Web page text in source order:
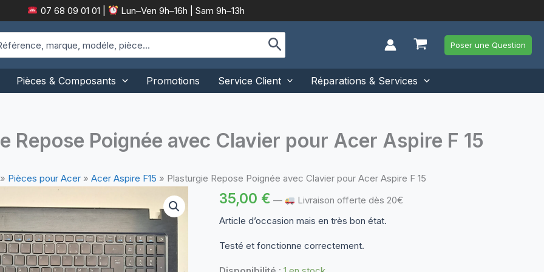
07 68 09 01 01 Lun–Ven 9h–16h | Sam 9h–13h
Poser une Question
Pièces & Composants Promotions Service Client Réparations & Services
Repose Poignée avec Clavier pour Acer Aspire F 15
» Pièces pour Acer» Acer Aspire F15 » Plasturgie Repose Poignée avec Clavier pour Acer Aspire F 15
35,00 € —
Livraison offerte dès 20€
Article d’occasion mais en très bon état.
Testé et fonctionne correctement.